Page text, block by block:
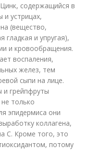
содержащийся в
устрицах,
(вещество,
гладкая и упругая),
и кровообращения.
воспаления,
желез, тем
сыпи на лице.
и грейпфруты
только
эпидермиса они
коллагена,
С. Кроме того, это
потому